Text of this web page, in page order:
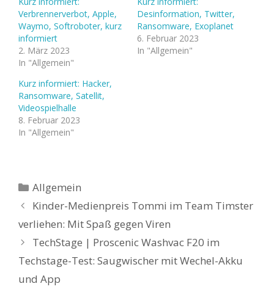
Verbrennerverbot, Apple,
Waymo, Softroboter, kurz
informiert
2. März 2023
In "Allgemein"
Desinformation, Twitter,
Ransomware, Exoplanet
6. Februar 2023
In "Allgemein"
Kurz informiert: Hacker,
Ransomware, Satellit,
Videospielhalle
8. Februar 2023
In "Allgemein"
Kategorien
Allgemein
Kinder-Medienpreis Tommi im Team Timster
verliehen: Mit Spaß gegen Viren
TechStage | Proscenic Washvac F20 im
Techstage-Test: Saugwischer mit Wechel-Akku
und App